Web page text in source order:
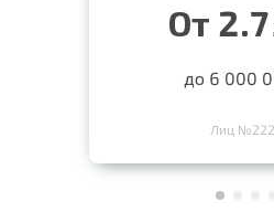
От
до 6 000
Лиц